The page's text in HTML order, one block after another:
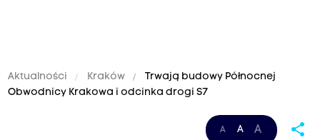
Aktualności Kraków
Trwają budowy Północnej
Obwodnicy Krakowa i odcinka drogi S7
A A A share